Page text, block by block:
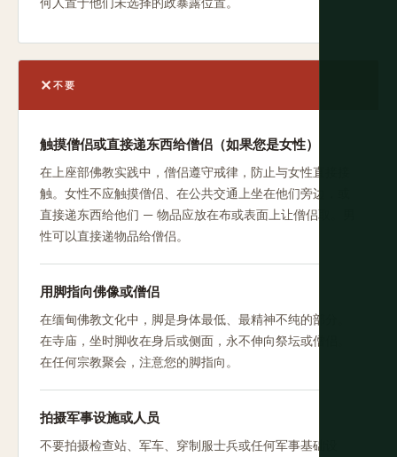
不要
触摸僧侣或直接递东西给僧侣（如果您是女性）
在上座部佛教实践中，僧侣遵守戒律，防止与女性直接接
触。女性不应触摸僧侣、在公共交通上坐在他们旁边，或
直接递东西给他们 — 物品应放在布或表面上让僧侣取。男
性可以直接递物品给僧侣。
用脚指向佛像或僧侣
在缅甸佛教文化中，脚是身体最低、最精神不纯的部分。
在寺庙，坐时脚收在身后或侧面，永不伸向祭坛或僧侣。
在任何宗教聚会，注意您的脚指向。
拍摄军事设施或人员
不要拍摄检查站、军车、穿制服士兵或任何军事基础设